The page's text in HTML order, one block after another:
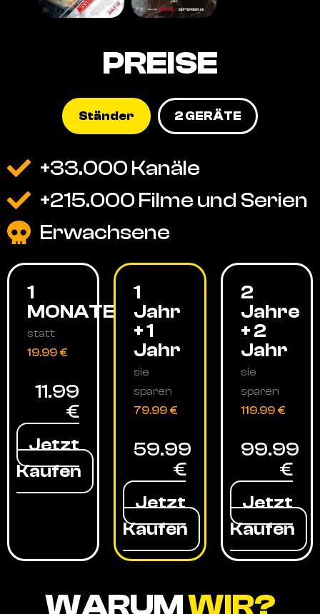
PREISE
Ständer 2 GERÄTE
+33.000 Kanäle
+215.000 Filme und Serien
Erwachsene
1
MONATE
statt
19.99 €
11.99
€
Jetzt
Kaufen
1
Jahr
+ 1
Jahr
sie
sparen
79.99 €
59.99
€
Jetzt
Kaufen
2
Jahre
+ 2
Jahr
sie
sparen
119.99 €
99.99
€
Jetzt
Kaufen
WARUMWIR?